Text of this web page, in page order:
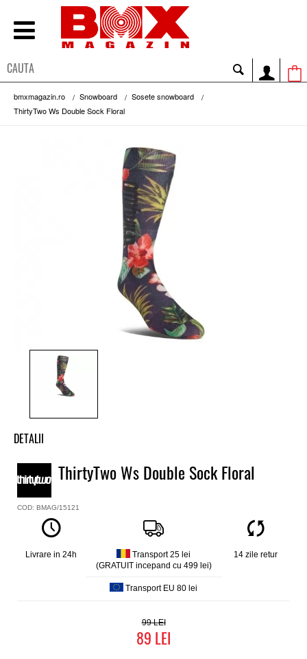
bmxmagazin.ro Snowboard
Sosete snowboard
ThirtyTwo Ws Double Sock Floral
DETALII
Sosete snowboard/ski fete ThirtyTwo
Model
Ws Double Sock
Culoare
Material
98% poliester, 2% spandex
Material antimicrobian
ThirtyTwo Ws Double Sock Floral
COD: BMAG/15121
Livrare in 24h
Transport 25 lei
(GRATUIT incepand cu 499 lei)
Transport EU 80 lei
14 zile retur
99
89